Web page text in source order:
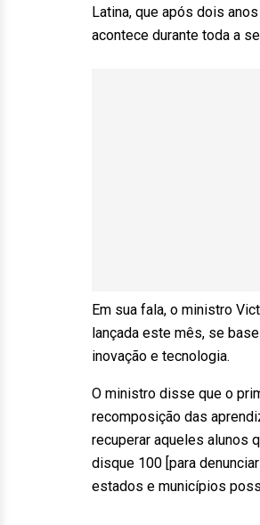
Latina, que após dois
acontece durante toda a
Em sua fala, o ministro
lançada este mês, se
inovação e tecnologia.
O ministro disse que o
recomposição das
recuperar aqueles alunos
disque 100 [para
estados e municípios